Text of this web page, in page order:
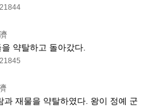
21844
약탈하고 돌아갔다.
21845
과 재물을 약탈하였다. 왕이 정예 군